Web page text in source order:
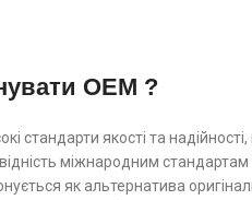
OEM ?
стандарти якості та
міжнародним
як альтернатива